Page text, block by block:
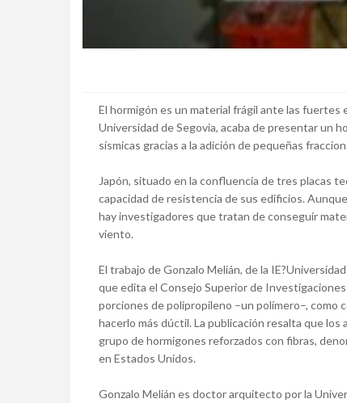
El hormigón es un material frágil ante las fuertes
Universidad de Segovia, acaba de presentar un
sísmicas gracias a la adición de pequeñas
Japón, situado en la confluencia de tres placas
capacidad de resistencia de sus edificios.
hay investigadores que tratan de conseguir
viento.
El trabajo de Gonzalo Melián, de la
que edita el Consejo Superior de
porciones de polipropileno –un polímero–, como
hacerlo más dúctil. La publicación resalta que
grupo de hormigones reforzados con fibras,
en Estados Unidos.
Gonzalo Melián es doctor arquitecto por la